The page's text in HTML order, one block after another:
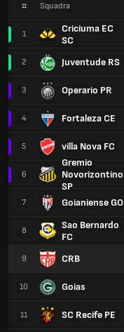
# Squadra
1
Criciuma EC
SC
2 Juventude RS
3 Operario PR
4 Fortaleza CE
5 villa Nova FC
6
Gremio
Novorizontino
SP
7 Goianiense GO
8
Sao Bernardo
FC
9 CRB
10 Goias
11 SC Recife PE